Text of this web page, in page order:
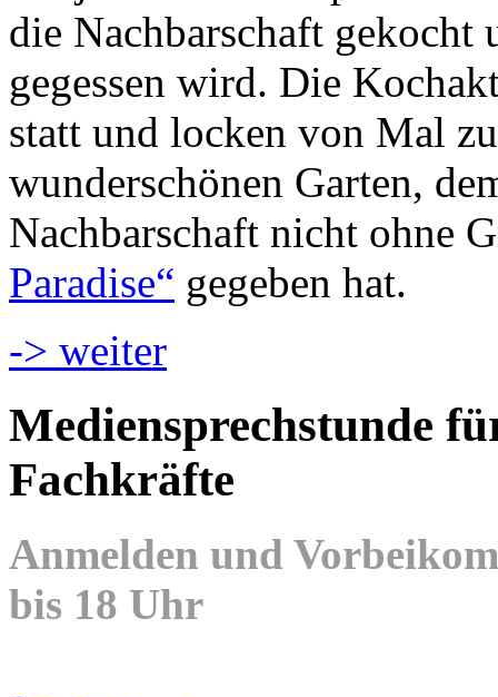
die Nachbarschaft gekocht
gegessen wird. Die
statt und locken von Mal
wunderschönen Garten,
Nachbarschaft nicht ohne
Paradise“ gegeben hat.
-> weiter
Mediensprechstunde
Fachkräfte
Anmelden und
bis 18 Uhr